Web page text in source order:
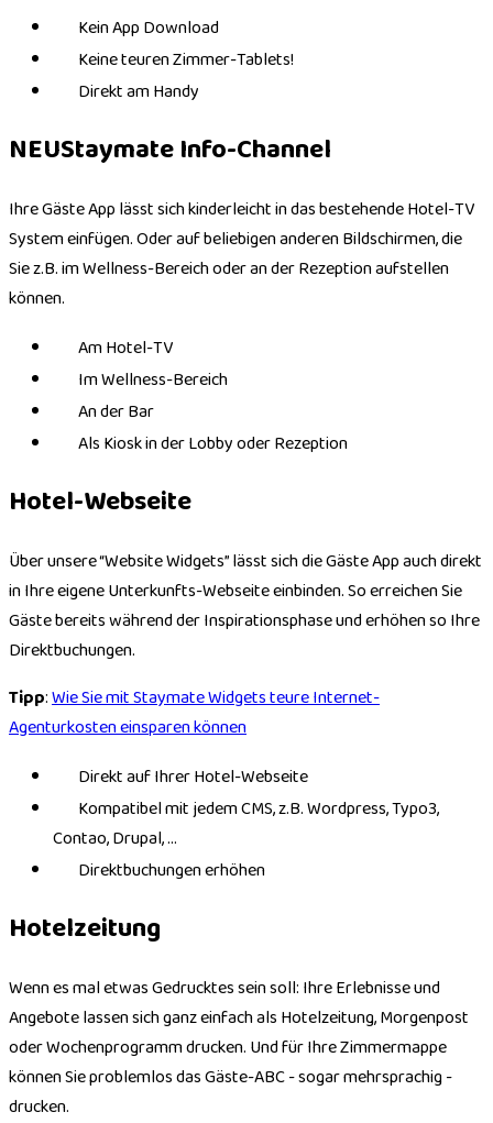
Kein App Download
Keine teuren Zimmer-Tablets!
Direkt am Handy
NEUStaymate Info-Channel
Ihre Gäste App lässt sich kinderleicht in das bestehende Hotel-TV
System einfügen. Oder auf beliebigen anderen Bildschirmen, die
Sie z.B. im Wellness-Bereich oder an der Rezeption aufstellen
können.
Am Hotel-TV
Im Wellness-Bereich
An der Bar
Als Kiosk in der Lobby oder Rezeption
Hotel-Webseite
Über unsere “Website Widgets” lässt sich die Gäste App auch direkt
in Ihre eigene Unterkunfts-Webseite einbinden. So erreichen Sie
Gäste bereits während der Inspirationsphase und erhöhen so Ihre
Direktbuchungen.
Tipp:Wie Sie mit Staymate Widgets teure Internet-
Agenturkosten einsparen können
Direkt auf Ihrer Hotel-Webseite
Kompatibel mit jedem CMS, z.B. Wordpress, Typo3,
Contao, Drupal, …
Direktbuchungen erhöhen
Hotelzeitung
Wenn es mal etwas Gedrucktes sein soll: Ihre Erlebnisse und
Angebote lassen sich ganz einfach als Hotelzeitung, Morgenpost
oder Wochenprogramm drucken. Und für Ihre Zimmermappe
können Sie problemlos das Gäste-ABC - sogar mehrsprachig -
drucken.